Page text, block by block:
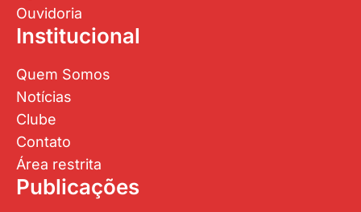
Ouvidoria
Institucional
Quem Somos
Notícias
Clube
Contato
Área restrita
Publicações